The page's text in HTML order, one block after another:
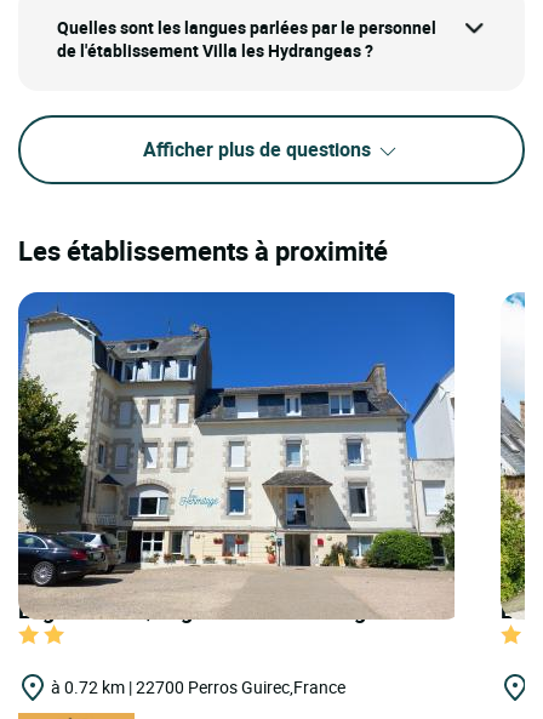
Quelles sont les langues parlées par le personnel
de l'établissement Villa les Hydrangeas ?
Afficher plus de questions
Les établissements à proximité
Logis Hôtels | Logis Hôtel Hermitage Hôtel
à 0.72 km | 22700 Perros Guirec,France